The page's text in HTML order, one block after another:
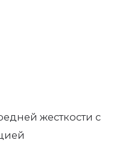
жесткости с